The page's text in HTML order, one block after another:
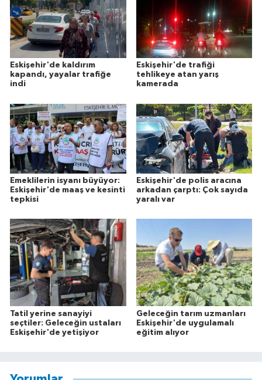
Eskişehir'de kaldırım
kapandı, yayalar trafiğe
indi
Eskişehir'de trafiği
tehlikeye atan yarış
kamerada
Emeklilerin isyanı büyüyor:
Eskişehir'de maaş ve kesinti
tepkisi
Eskişehir'de polis aracına
arkadan çarptı: Çok sayıda
yaralı var
Tatil yerine sanayiyi
seçtiler: Geleceğin ustaları
Eskişehir'de yetişiyor
Geleceğin tarım uzmanları
Eskişehir'de uygulamalı
eğitim alıyor